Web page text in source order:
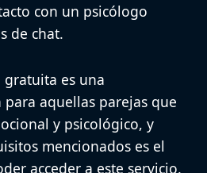
con un psicólogo
de chat.
gratuita es una
aquellas parejas que
y psicológico, y
mencionados es el
acceder a este servicio.